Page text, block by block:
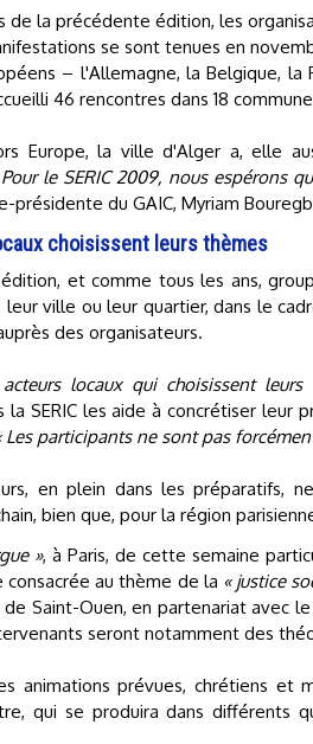
de la précédente édition, les
se sont tenues en
– l'Allemagne, la Belgique, la
46 rencontres dans 18
Europe, la ville d'Alger a, elle
Pour le SERIC 2009, nous espérons
présidente du GAIC, Myriam
choisissent leurs thèmes
et comme tous les ans,
leur ville ou leur quartier, dans le
des organisateurs.
locaux qui choisissent
la SERIC les aide à concrétiser
Les participants ne sont pas
en plein dans les préparatifs,
bien que, pour la région
», à Paris, de cette semaine
consacrée au thème de la « justice
de Saint-Ouen, en partenariat avec
seront notamment des
animations prévues, chrétiens et
qui se produira dans différents